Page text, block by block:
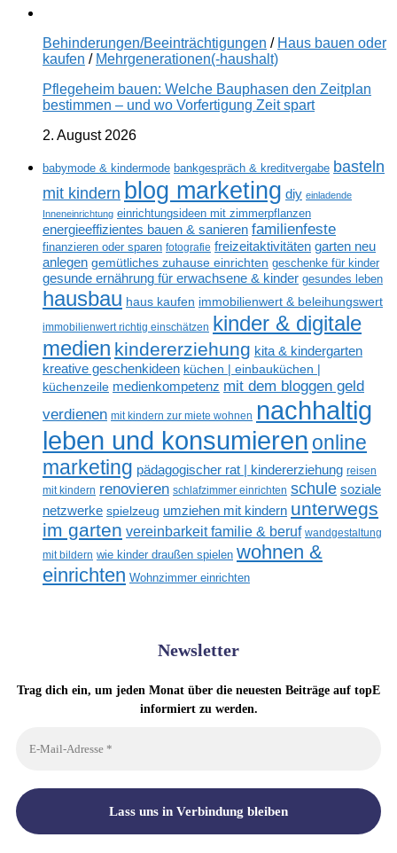
Behinderungen/Beeinträchtigungen / Haus bauen oder
kaufen / Mehrgenerationen(-haushalt)
Pflegeheim bauen: Welche Bauphasen den Zeitplan
bestimmen – und wo Vorfertigung Zeit spart
2. August 2026
babymode & kindermode bankgespräch & kreditvergabe basteln
mit kindern blog marketing diy einladende
Inneneinrichtung einrichtungsideen mit zimmerpflanzen
energieeffizientes bauen & sanieren familienfeste
finanzieren oder sparen fotografie freizeitaktivitäten garten neu
anlegen gemütliches zuhause einrichten geschenke für kinder
gesunde ernährung für erwachsene & kinder gesundes leben
hausbau haus kaufen immobilienwert & beleihungswert
immobilienwert richtig einschätzen kinder & digitale
medien kindererziehung kita & kindergarten
kreative geschenkideen küchen | einbauküchen |
küchenzeile medienkompetenz mit dem bloggen geld
verdienen mit kindern zur miete wohnen nachhaltig
leben und konsumieren online
marketing pädagogischer rat | kindererziehung reisen
mit kindern renovieren schlafzimmer einrichten schule soziale
netzwerke spielzeug umziehen mit kindern unterwegs
im garten vereinbarkeit familie & beruf wandgestaltung
mit bildern wie kinder draußen spielen wohnen &
einrichten Wohnzimmer einrichten
Newsletter
Trag dich ein, um jeden Monat über die neuesten Beiträge auf topE
informiert zu werden.